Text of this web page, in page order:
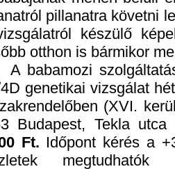
otthon is bármikor
szolgáltatás
4D genetikai vizsgálat
(XVI.
Budapest, Tekla utca
Ft. Időpont kérés a
részletek